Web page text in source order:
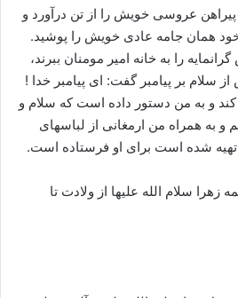
پیراهن عروسی خویش را از تن درآورد و
خود همان جامه عادی خویش را پوشید.
را به خانه امیر مومنان ببرند،
سلام بر پیامبر گفت: ای پیامبر خدا !
و به من دستور داده است که سلام و
و به همراه من ارمغانی از لباسهای
تهیه شده است برای او فرستاده است.
سلام الله علیها از ولادت تا